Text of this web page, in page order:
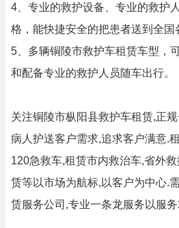
4、专业的救护设备、专业的救护
格，能快捷安全的把患者送到全国
5、多辆铜陵市救护车租赁车型，
和配备专业的救护人员随车出行。
关注铜陵市枞阳县救护车租赁,正
病人护送客户需求,追求客户满意.
120急救车,租赁市内救治车,省外
赁等以市场为航标,以客户为中心.
赁服务公司,专业一条龙服务以服